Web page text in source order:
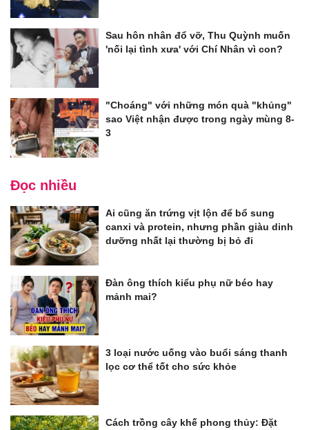
Sau hôn nhân đổ vỡ, Thu Quỳnh muốn
'nối lại tình xưa' với Chí Nhân vì con?
"Choáng" với những món quà "khủng"
sao Việt nhận được trong ngày mùng 8-
3
Đọc nhiều
Ai cũng ăn trứng vịt lộn để bổ sung
canxi và protein, nhưng phần giàu dinh
dưỡng nhất lại thường bị bỏ đi
Đàn ông thích kiểu phụ nữ béo hay
mảnh mai?
3 loại nước uống vào buổi sáng thanh
lọc cơ thể tốt cho sức khỏe
Cách trồng cây khế phong thủy: Đặt